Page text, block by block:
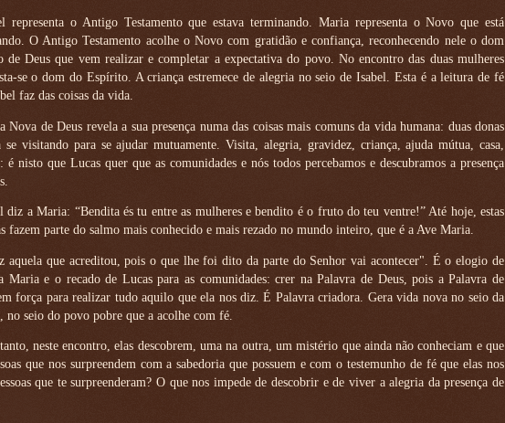
representa o Antigo Testamento que estava terminando. Maria representa o Novo que está
O Antigo Testamento acolhe o Novo com gratidão e confiança, reconhecendo nele o dom
de Deus que vem realizar e completar a expectativa do povo. No encontro das duas mulheres
se o dom do Espírito. A criança estremece de alegria no seio de Isabel. Esta é a leitura de fé
faz das coisas da vida.
Nova de Deus revela a sua presença numa das coisas mais comuns da vida humana: duas donas
se visitando para se ajudar mutuamente. Visita, alegria, gravidez, criança, ajuda mútua, casa,
é nisto que Lucas quer que as comunidades e nós todos percebamos e descubramos a presença
diz a Maria: “Bendita és tu entre as mulheres e bendito é o fruto do teu ventre!” Até hoje, estas
fazem parte do salmo mais conhecido e mais rezado no mundo inteiro, que é a Ave Maria.
aquela que acreditou, pois o que lhe foi dito da parte do Senhor vai acontecer". É o elogio de
Maria e o recado de Lucas para as comunidades: crer na Palavra de Deus, pois a Palavra de
força para realizar tudo aquilo que ela nos diz. É Palavra criadora. Gera vida nova no seio da
no seio do povo pobre que a acolhe com fé.
neste encontro, elas descobrem, uma na outra, um mistério que ainda não conheciam e que
que nos surpreendem com a sabedoria que possuem e com o testemunho de fé que elas nos
que te surpreenderam? O que nos impede de descobrir e de viver a alegria da presença de